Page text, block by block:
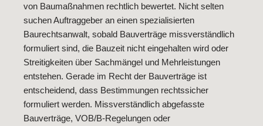
von Baumaßnahmen rechtlich bewertet. Nicht selten
suchen Auftraggeber an einen spezialisierten
Baurechtsanwalt, sobald Bauverträge missverständlich
formuliert sind, die Bauzeit nicht eingehalten wird oder
Streitigkeiten über Sachmängel und Mehrleistungen
entstehen. Gerade im Recht der Bauverträge ist
entscheidend, dass Bestimmungen rechtssicher
formuliert werden. Missverständlich abgefasste
Bauverträge, VOB/B-Regelungen oder